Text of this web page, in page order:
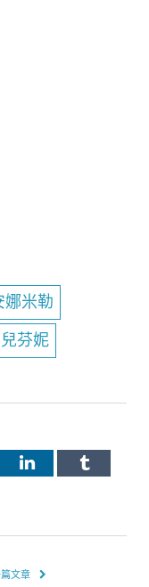
娜米勒
芬妮
LinkedInTumblr
篇文章